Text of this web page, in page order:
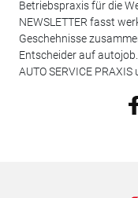
Betriebspraxis für die
NEWSLETTER fasst
Geschehnisse
Entscheider auf
AUTO SERVICE